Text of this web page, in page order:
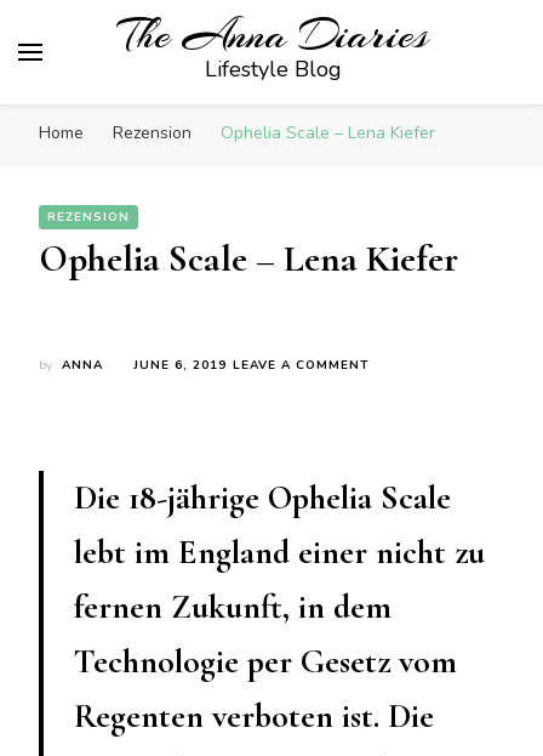
The Anna Diaries
Lifestyle Blog
Home Rezension Ophelia Scale – Lena Kiefer
REZENSION
Ophelia Scale – Lena Kiefer
by ANNA JUNE 6, 2019 LEAVE A COMMENT
Die 18-jährige Ophelia Scale
lebt im England einer nicht zu
fernen Zukunft, in dem
Technologie per Gesetz vom
Regenten verboten ist. Die